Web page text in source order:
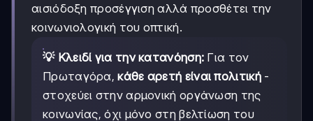
αισιόδοξη προσέγγιση αλλά προσθέτει την
κοινωνιολογική του οπτική.
💡 Κλειδί για την κατανόηση: Για τον
Πρωταγόρα,κάθε αρετή είναι πολιτική-
στοχεύει στην αρμονική οργάνωση της
κοινωνίας, όχι μόνο στη βελτίωση του